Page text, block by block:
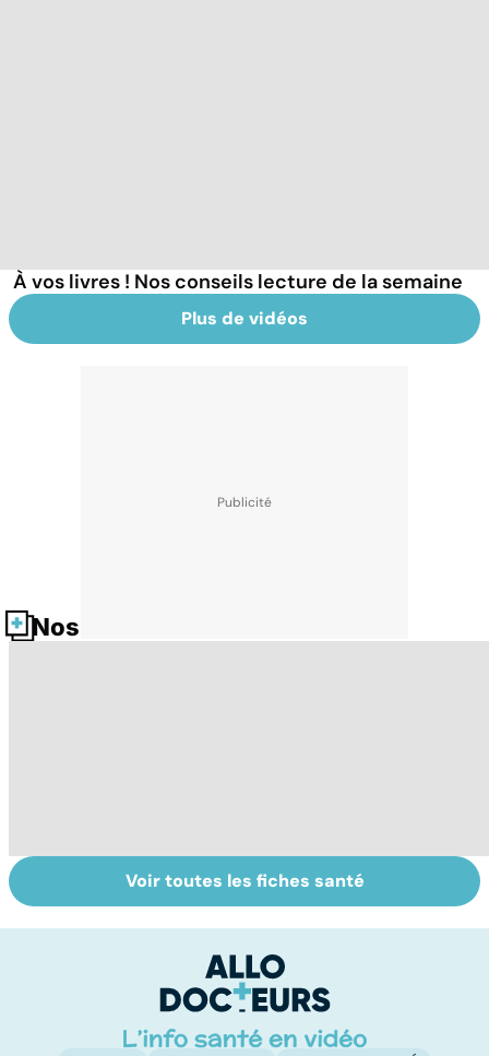
À vos livres ! Nos conseils lecture de la semaine
Plus de vidéos
Nos fiches santé
Tout savoir sur
les infections
Inflammation des
amygdales : que
d'angine ?
Voir toutes les fiches santé